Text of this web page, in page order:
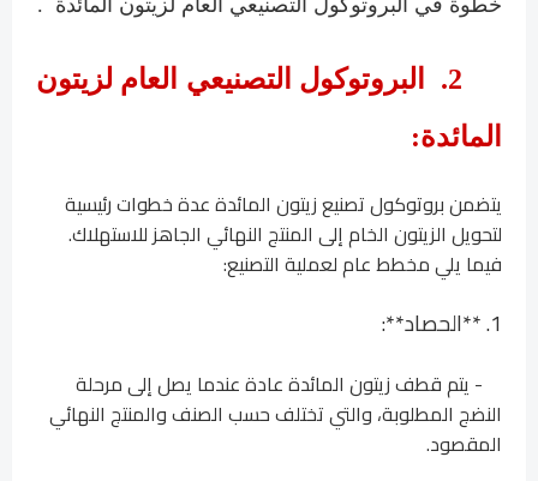
البروتوكول التصنيعي العام لزيتون
المائدة:
يتضمن بروتوكول تصنيع زيتون المائدة عدة خطوات رئيسية
لتحويل الزيتون الخام إلى المنتج النهائي الجاهز للاستهلاك.
فيما يلي مخطط عام لعملية التصنيع:
1. **الحصاد**:
- يتم قطف زيتون المائدة عادة عندما يصل إلى مرحلة
النضج المطلوبة، والتي تختلف حسب الصنف والمنتج النهائي
المقصود.